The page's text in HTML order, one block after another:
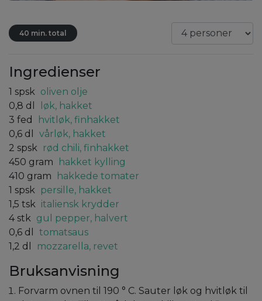
40 min. total
Ingredienser
1 spsk oliven olje
0,8 dl
løk, hakket
3 fed
hvitløk, finhakket
0,6 dl
vårløk, hakket
2 spsk rød chili, finhakket
450 gram
hakket kylling
410 gram
hakkede tomater
1 spsk persille, hakket
1,5 tsk italiensk krydder
4 stk gul pepper, halvert
0,6 dl
tomatsaus
1,2 dl mozzarella, revet
Bruksanvisning
Forvarm ovnen til 190 ° C. Sauter løk og hvitløk til